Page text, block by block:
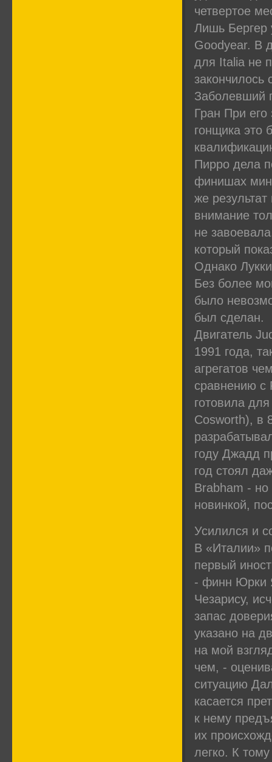
четвертое
Лишь Бергер
Goodyear. В
для Italia не
закончилось
Заболевший
Гран При
гонщика это
Пирро дела
финишах
же
внимание
не
который
Однако
Без более
было
был сделан.
Двигатель
1991 года,
агрегатов
сравнению с
готовила
Cosworth), в
году Джадд
год стоял
Brabham - но
новинкой,
Усилился и
В «Италии»
первый
- финн Юрки
Чезарису,
запас
указано на
на мой
чем, -
ситуацию
касается
к нему
их
легко. К